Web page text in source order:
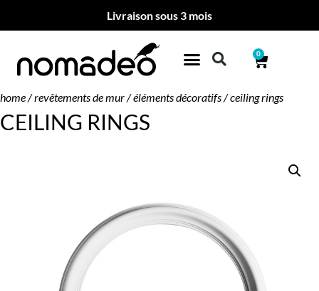
Livraison sous 3 mois
0
home/revêtements de mur/éléments décoratifs/ ceiling rings
CEILING RINGS